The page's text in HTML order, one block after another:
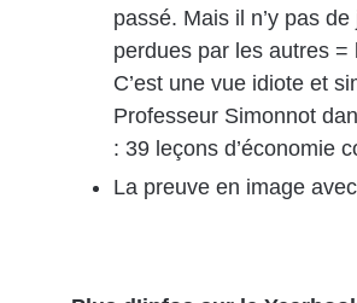
passé. Mais il n’y pas
perdues par les autres
C’est une vue idiote et
Professeur Simonnot
: 39 leçons d’économie
La preuve en image